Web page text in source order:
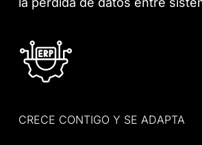
CRECE CONTIGO Y SE ADAPTA